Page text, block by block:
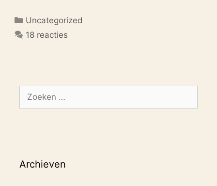
Categorieën
Uncategorized
18 reacties
Zoek
Archieven